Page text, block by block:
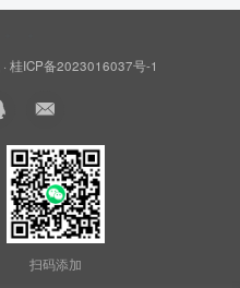
· 桂ICP备2023016037号-1
扫码添加